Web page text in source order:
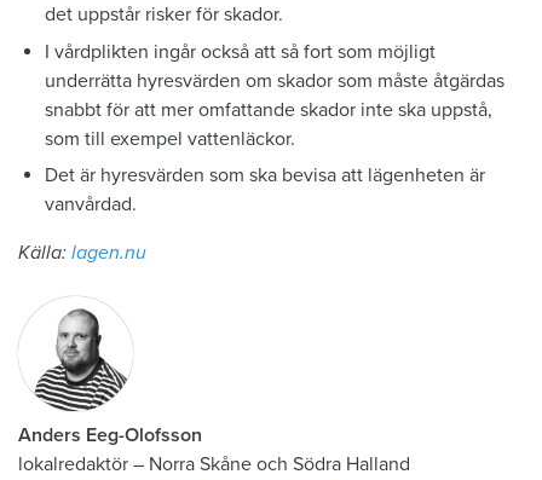
det uppstår risker för skador.
I vårdplikten ingår också att så fort som möjligt
underrätta hyresvärden om skador som måste åtgärdas
snabbt för att mer omfattande skador inte ska uppstå,
som till exempel vattenläckor.
Det är hyresvärden som ska bevisa att lägenheten är
vanvårdad.
Källa: lagen.nu
Anders Eeg-Olofsson
lokalredaktör – Norra Skåne och Södra Halland